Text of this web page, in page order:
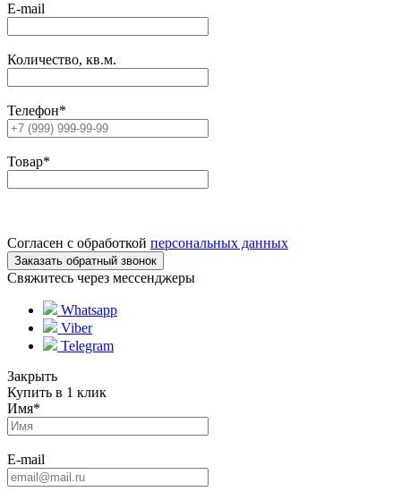
E-mail
Количество, кв.м.
Телефон*
Товар*
Согласен с обработкой персональных данных
Свяжитесь через мессенджеры
Whatsapp
Viber
Telegram
Закрыть
Купить в 1 клик
Имя*
E-mail